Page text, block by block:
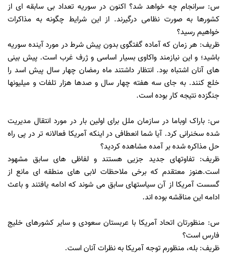
س: سرانجام چه خواهد شد؟ اکنون در سوریه تعداد بی سابقه ای از
کشورها به صورت نظامی درگیرند. از این شرایط چگونه به مذاکرات
خواهیم رسید؟
ظریف: هر زمان که آماده گفتگوی بدون پیش شرط در مورد آینده سوریه
باشید؛ و این نیازمند واکاوی بسیار اساسی و ژرف غرب است. پیش بینی
های آنان اشتباه بود. انتظار داشتند ماه رمضان چهار سال پیش اسد را
خلع کنند. به جای سه هفته چهار سال و صدها هزار تلفات و میلیونها
جنگزده نتیجه کار بوده است.
س: باراک اوباما در سازمان ملل برای اولین بار در مورد انتقال مدیریت
شده سخنرانی کرد. آیا شما انعطافی در اینکه آمریکا فعالانه تر در پی راه
حل مذاکره شده بر آمده مشاهده کردید؟
ظریف: تفاوتهای جدید جزیی هستند و لفاظی های سابق مشهود
است.هنوز معتقدم که برخی ملاحظات لابی های منطقه ای مانع از
گسست آمریکا از آن سیاستهای سابق می شوند که ادامه یافتند و باعث
ادامه این مناقشه بوده اند.
س: منظورتان اتحاد آمریکا با عربستان سعودی و سایر کشورهای خلیج
فارس است؟
ظریف: بله، منظورم توجه آمریکا به نظرات آنان است.